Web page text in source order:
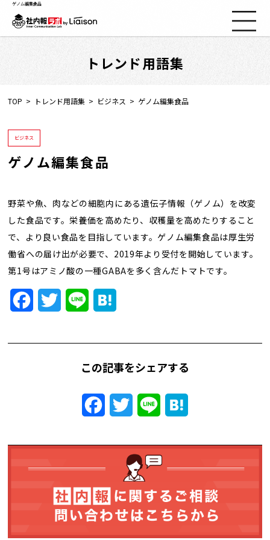
社内報ノウハウ
セミナー情報
資料コーナー
動画コーナー
支援実績
トレンド用語集
社長ブログ
ゲノム編集食品
トレンド用語集
TOP トレンド用語集 ビジネス ゲノム編集食品
ビジネス
ゲノム編集食品
野菜や魚、肉などの細胞内にある遺伝子情報（ゲノム）を改変
した食品です。栄養価を高めたり、収穫量を高めたりすること
で、より良い食品を目指しています。ゲノム編集食品は厚生労
働省への届け出が必要で、2019年より受付を開始しています。
第1号はアミノ酸の一種GABAを多く含んだトマトです。
FacebookTwitter Line
この記事をシェアする
FacebookTwitter Line